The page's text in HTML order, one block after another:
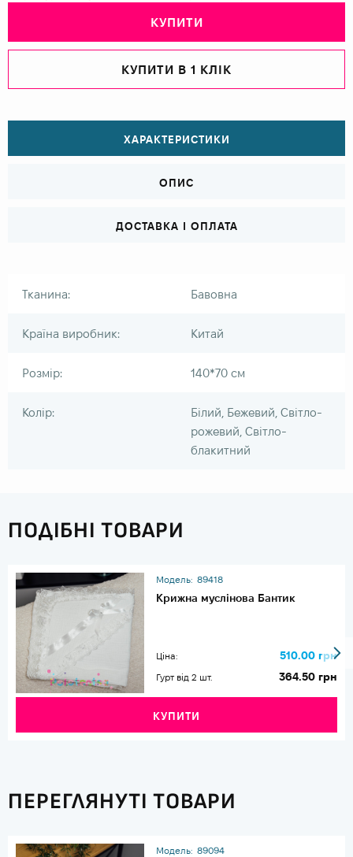
КУПИТИ
КУПИТИ В 1 КЛІК
ХАРАКТЕРИСТИКИ
ОПИС
ДОСТАВКА І ОПЛАТА
Тканина: Бавовна
Країна виробник: Китай
Розмір: 140*70 см
Колір:
Білий, Бежевий, Світло-
рожевий, Світло-
блакитний
ПОДІБНІ ТОВАРИ
Модель: 89418
Крижна муслінова Бантик
Ціна: 510.00 грн
Гурт від 2 шт. 364.50 грн
КУПИТИ
ПЕРЕГЛЯНУТІ ТОВАРИ
Модель: 89094